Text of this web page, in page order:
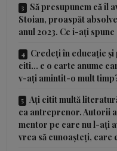
Să presupunem că îl
Stoian, proaspăt
anul 2023. Ce i-ați spune
Credeți în educație
citi… e o carte anume
v-ați amintit-o mult
Ați citit multă
ca antreprenor. Autorii
mentor pe care nu l-ați
vrea să cunoașteți, care